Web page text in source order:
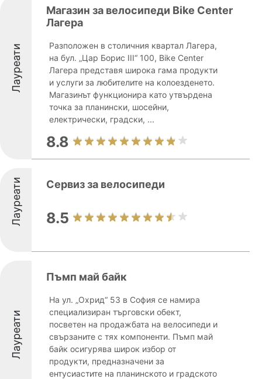
Лауреати
Магазин за велосипеди Bike Center
Лагера
Разположен в столичния квартал Лагера,
на бул. „Цар Борис III“ 100, Bike Center
Лагера представя широка гама продукти
и услуги за любителите на колоезденето.
Магазинът функционира като утвърдена
точка за планински, шосейни,
електрически, градски, ...
8.8
Лауреати Сервиз за велосипеди
8.5
Лауреати
Пъмп май байк
На ул. „Охрид“ 53 в София се намира
специализиран търговски обект,
посветен на продажбата на велосипеди и
свързаните с тях компоненти. Пъмп май
байк осигурява широк избор от
продукти, предназначени за
ентусиастите на планинското и градското